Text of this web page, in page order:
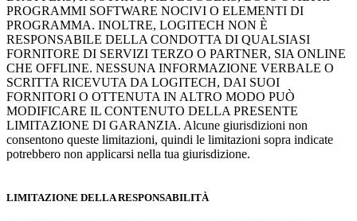
PROGRAMMI SOFTWARE NOCIVI O ELEMENTI DI
PROGRAMMA. INOLTRE, LOGITECH NON È
RESPONSABILE DELLA CONDOTTA DI QUALSIASI
FORNITORE DI SERVIZI TERZO O PARTNER, SIA ONLINE
CHE OFFLINE. NESSUNA INFORMAZIONE VERBALE O
SCRITTA RICEVUTA DA LOGITECH, DAI SUOI
FORNITORI O OTTENUTA IN ALTRO MODO PUÒ
MODIFICARE IL CONTENUTO DELLA PRESENTE
LIMITAZIONE DI GARANZIA. Alcune giurisdizioni non
consentono queste limitazioni, quindi le limitazioni sopra indicate
potrebbero non applicarsi nella tua giurisdizione.
LIMITAZIONE DELLA RESPONSABILITÀ